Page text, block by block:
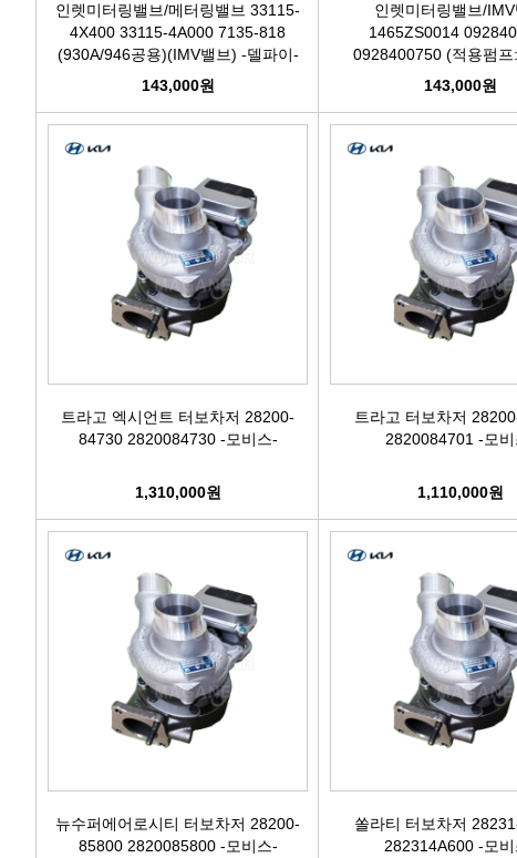
인렛미터링밸브/메터링밸브 33115-
4X400 33115-4A000 7135-818
(930A/946공용)(IMV밸브) -델파이-
143,000원
인렛미터링밸브/
1465ZS0014
0928400750 (적용펌
2A420/4A420/2A400)
BOSCH-
143,000원
트라고 엑시언트 터보차저 28200-
84730 2820084730 -모비스-
1,310,000원
트라고 터보차저
2820084701 -모비
1,110,000원
뉴수퍼에어로시티 터보차저 28200-
85800 2820085800 -모비스-
쏠라티 터보차저
282314A600 -모비